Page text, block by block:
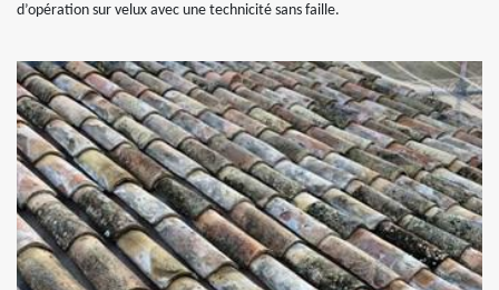
d’opération sur velux avec une technicité sans faille.